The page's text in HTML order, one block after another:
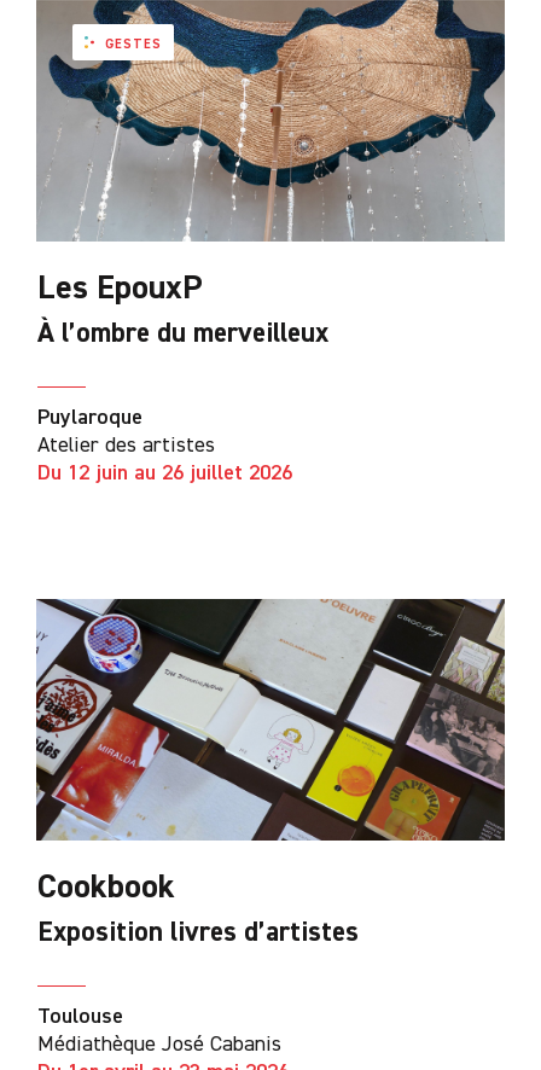
GESTES
Les EpouxP
À l’ombre du merveilleux
Puylaroque
Atelier des artistes
Du 12 juin au 26 juillet 2026
Cookbook
Exposition livres d’artistes
Toulouse
Médiathèque José Cabanis